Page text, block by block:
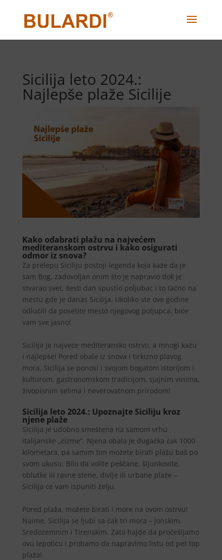
Sicilija leto 2024.:
Najlepše plaže Sicilije
Kako odabrati plažu na najvećem
mediteranskom ostrvu i kako osigurati
odmor iz snova?
Za prelepu Siciliju postoji legenda koja kaže da je
sam Bog, zadovoljan onim što je napravio dok je
stvarao svet, šesti dan spustio poljubac i to tačno na
mestu gde je danas Sicilija. Ukoliko ste ove godine
odlučili da posetite mesto njegovog poljupca, biće
vam sve jasno!
Sicilija je najveće mediteransko ostrvo, a mnogi kažu
i najlepše! Pored obale iz snova i tirkizno plavog
mora, Sicilija se ponosi i svojom bogatom istorijom i
kulturom, gastronomskom tradicijom, sjajnim vinima,
živopisnim selima i neverovatnom prirodom!
Sicilija leto 2024.: Upoznajte Siciliju kroz
njene plaže
Sicilija je udobno smeštena na samom vrhu
italijanske „čizme“. Njena obala je dugačka čak 1000
kilometara, pa samim tim možete birati plažu baš po
svom ukusu. Bilo da volite peščane, šljunkovite,
oblutke ili ravne stene, divlje ili urbane plaže –
Sicilija će vam ispuniti želju.
Pored plaža, možete birati i more na ovom ostrvu!
Naime, Sicilija se ljubi sa čak tri mora – Jonskim,
Sredozemnim i Tirenskim. Zato hajde da pročešljamo
ovu lepoticu i probamo da napravimo listu od pet top
plaža!